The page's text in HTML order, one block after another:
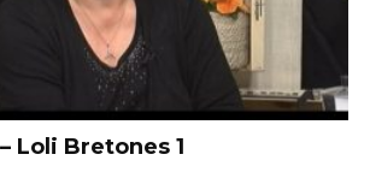
Loli Bretones 1